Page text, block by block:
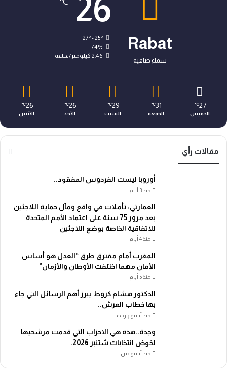
Rabat
سماء صافية
26
27º - 25º
74%
2.46 كيلومتر/ساعة
27
℃
الخميس
31
℃
الجمعة
29
℃
السبت
26
℃
الأحد
26
℃
الأثنين
مقالات رأي
أوروبا ليست الفردوس المفقود..
منذ 3 أيام
العمارتي: تأملات في واقع ومآل حماية اللاجئين
بعد مرور 75 سنة على اعتماد الأمم المتحدة
للاتفاقية الخاصة بوضع اللاجئين
منذ 4 أيام
المغرب أمام مفترق طرق “العدل هو أساس
الأمان مهما اختلفت الأوطان والأزمان”
منذ 5 أيام
الدكتور هشام كزوط يبرز أهم الرسائل التي جاء
بها خطاب العرش..
منذ أسبوع واحد
وجدة..هذه هي الاحزاب التي قدمت مرشحيها
لخوض انتخابات شتنبر 2026.
منذ أسبوعين